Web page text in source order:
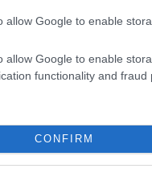
allow Google to enable
allow Google to enable
functionality and
CONFIRM
lehet látni a festőtől,
Elsőre
európai
a kiállítás
York-i Museum of
Chicago állandó
most Bécsben,
(1961) és a kiállítás